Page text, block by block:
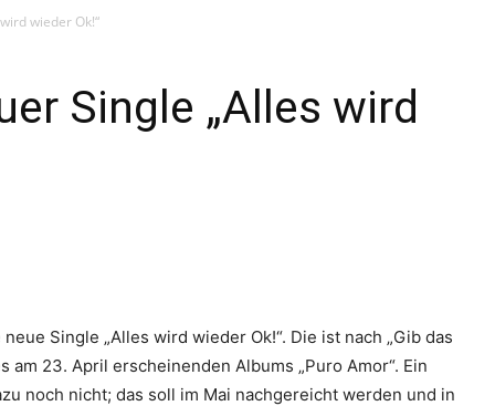
wieder Ok!“
Single „Alles wird
neue Single „Alles wird wieder Ok!“. Die ist nach „Gib das
am 23. April erscheinenden Albums „Puro Amor“. Ein
noch nicht; das soll im Mai nachgereicht werden und in